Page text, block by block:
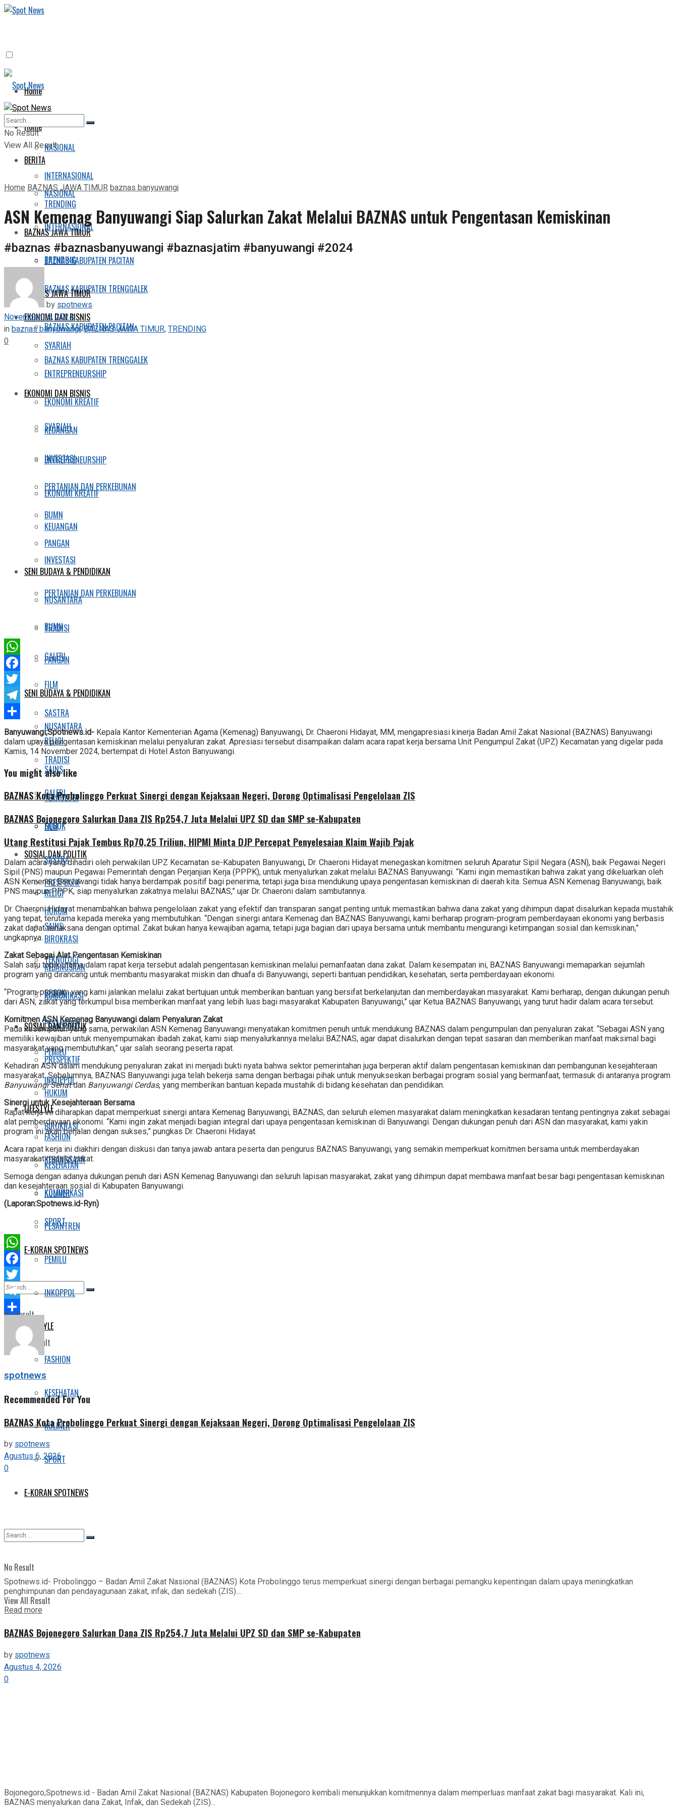
Home
BERITA
NASIONAL
INTERNASIONAL
TRENDING
BAZNAS JAWA TIMUR
BAZNAS KABUPATEN PACITAN
BAZNAS KABUPATEN TRENGGALEK
EKONOMI DAN BISNIS
SYARIAH
ENTREPRENEURSHIP
EKONOMI KREATIF
KEUANGAN
INVESTASI
PERTANIAN DAN PERKEBUNAN
BUMN
PANGAN
SENI BUDAYA & PENDIDIKAN
NUSANTARA
TRADISI
GALERI
FILM
SASTRA
RELIGI
SAINS
TEKNOLOGI
SOSOK
SOSIAL DAN POLITIK
PRESPEKTIF
HUKUM
BIROKRASI
KEBANGSAAN
KOMUNIKASI
PESANTREN
PEMILU
INKOPPOL
LIFESTYLE
FASHION
KESEHATAN
KULINER
SPORT
E-KORAN SPOTNEWS
No Result
View All Result
Home
BERITA
NASIONAL
INTERNASIONAL
TRENDING
BAZNAS JAWA TIMUR
BAZNAS KABUPATEN PACITAN
BAZNAS KABUPATEN TRENGGALEK
EKONOMI DAN BISNIS
SYARIAH
ENTREPRENEURSHIP
EKONOMI KREATIF
KEUANGAN
INVESTASI
PERTANIAN DAN PERKEBUNAN
BUMN
PANGAN
SENI BUDAYA & PENDIDIKAN
NUSANTARA
TRADISI
GALERI
FILM
SASTRA
RELIGI
SAINS
TEKNOLOGI
SOSOK
SOSIAL DAN POLITIK
PRESPEKTIF
HUKUM
BIROKRASI
KEBANGSAAN
KOMUNIKASI
PESANTREN
PEMILU
INKOPPOL
LIFESTYLE
FASHION
KESEHATAN
KULINER
SPORT
E-KORAN SPOTNEWS
No Result
View All Result
No Result
View All Result
HomeBAZNAS JAWA TIMURbaznas banyuwangi
ASN Kemenag Banyuwangi Siap Salurkan Zakat Melalui BAZNAS untuk Pengentasan Kemiskinan
#baznas #baznasbanyuwangi #baznasjatim #banyuwangi #2024
by spotnews
November 16, 2024
inbaznas banyuwangi,BAZNAS JAWA TIMUR,TRENDING
0
WhatsApp
Facebook
Twitter
Telegram
Share
Banyuwangi,Spotnews.id- Kepala Kantor Kementerian Agama (Kemenag) Banyuwangi, Dr. Chaeroni Hidayat, MM, mengapresiasi kinerja Badan Amil Zakat Nasional (BAZNAS) Banyuwangi
dalam upaya pengentasan kemiskinan melalui penyaluran zakat. Apresiasi tersebut disampaikan dalam acara rapat kerja bersama Unit Pengumpul Zakat (UPZ) Kecamatan yang digelar pada
Kamis, 14 November 2024, bertempat di Hotel Aston Banyuwangi.
You might also like
BAZNAS Kota Probolinggo Perkuat Sinergi dengan Kejaksaan Negeri, Dorong Optimalisasi Pengelolaan ZIS
BAZNAS Bojonegoro Salurkan Dana ZIS Rp254,7 Juta Melalui UPZ SD dan SMP se-Kabupaten
Utang Restitusi Pajak Tembus Rp70,25 Triliun, HIPMI Minta DJP Percepat Penyelesaian Klaim Wajib Pajak
Dalam acara yang dihadiri oleh perwakilan UPZ Kecamatan se-Kabupaten Banyuwangi, Dr. Chaeroni Hidayat menegaskan komitmen seluruh Aparatur Sipil Negara (ASN), baik Pegawai Negeri
Sipil (PNS) maupun Pegawai Pemerintah dengan Perjanjian Kerja (PPPK), untuk menyalurkan zakat melalui BAZNAS Banyuwangi. “Kami ingin memastikan bahwa zakat yang dikeluarkan oleh
ASN Kemenag Banyuwangi tidak hanya berdampak positif bagi penerima, tetapi juga bisa mendukung upaya pengentasan kemiskinan di daerah kita. Semua ASN Kemenag Banyuwangi, baik
PNS maupun PPPK, siap menyalurkan zakatnya melalui BAZNAS,” ujar Dr. Chaeroni dalam sambutannya.
Dr. Chaeroni Hidayat menambahkan bahwa pengelolaan zakat yang efektif dan transparan sangat penting untuk memastikan bahwa dana zakat yang dihimpun dapat disalurkan kepada mustahik
yang tepat, terutama kepada mereka yang membutuhkan. “Dengan sinergi antara Kemenag dan BAZNAS Banyuwangi, kami berharap program-program pemberdayaan ekonomi yang berbasis
zakat dapat terlaksana dengan optimal. Zakat bukan hanya kewajiban agama, tetapi juga bagian dari upaya bersama untuk membantu mengurangi ketimpangan sosial dan kemiskinan,”
ungkapnya.
Zakat Sebagai Alat Pengentasan Kemiskinan
Salah satu topik utama dalam rapat kerja tersebut adalah pengentasan kemiskinan melalui pemanfaatan dana zakat. Dalam kesempatan ini, BAZNAS Banyuwangi memaparkan sejumlah
program yang dirancang untuk membantu masyarakat miskin dan dhuafa di Banyuwangi, seperti bantuan pendidikan, kesehatan, serta pemberdayaan ekonomi.
“Program-program yang kami jalankan melalui zakat bertujuan untuk memberikan bantuan yang bersifat berkelanjutan dan memberdayakan masyarakat. Kami berharap, dengan dukungan penuh
dari ASN, zakat yang terkumpul bisa memberikan manfaat yang lebih luas bagi masyarakat Kabupaten Banyuwangi,” ujar Ketua BAZNAS Banyuwangi, yang turut hadir dalam acara tersebut.
Komitmen ASN Kemenag Banyuwangi dalam Penyaluran Zakat
Pada kesempatan yang sama, perwakilan ASN Kemenag Banyuwangi menyatakan komitmen penuh untuk mendukung BAZNAS dalam pengumpulan dan penyaluran zakat. “Sebagai ASN yang
memiliki kewajiban untuk menyempurnakan ibadah zakat, kami siap menyalurkannya melalui BAZNAS, agar dapat disalurkan dengan tepat sasaran dan memberikan manfaat maksimal bagi
masyarakat yang membutuhkan,” ujar salah seorang peserta rapat.
Kehadiran ASN dalam mendukung penyaluran zakat ini menjadi bukti nyata bahwa sektor pemerintahan juga berperan aktif dalam pengentasan kemiskinan dan pembangunan kesejahteraan
masyarakat. Sebelumnya, BAZNAS Banyuwangi juga telah bekerja sama dengan berbagai pihak untuk menyukseskan berbagai program sosial yang bermanfaat, termasuk di antaranya program
Banyuwangi Sehatdan Banyuwangi Cerdas, yang memberikan bantuan kepada mustahik di bidang kesehatan dan pendidikan.
Sinergi untuk Kesejahteraan Bersama
Rapat kerja ini diharapkan dapat memperkuat sinergi antara Kemenag Banyuwangi, BAZNAS, dan seluruh elemen masyarakat dalam meningkatkan kesadaran tentang pentingnya zakat sebagai
alat pemberdayaan ekonomi. “Kami ingin zakat menjadi bagian integral dari upaya pengentasan kemiskinan di Banyuwangi. Dengan dukungan penuh dari ASN dan masyarakat, kami yakin
program ini akan berjalan dengan sukses,” pungkas Dr. Chaeroni Hidayat.
Acara rapat kerja ini diakhiri dengan diskusi dan tanya jawab antara peserta dan pengurus BAZNAS Banyuwangi, yang semakin memperkuat komitmen bersama untuk memberdayakan
masyarakat melalui zakat.
Semoga dengan adanya dukungan penuh dari ASN Kemenag Banyuwangi dan seluruh lapisan masyarakat, zakat yang dihimpun dapat membawa manfaat besar bagi pengentasan kemiskinan
dan kesejahteraan sosial di Kabupaten Banyuwangi.
(Laporan:Spotnews.id-Ryn)
WhatsApp
Facebook
Twitter
Telegram
Share
spotnews
Recommended For You
BAZNAS Kota Probolinggo Perkuat Sinergi dengan Kejaksaan Negeri, Dorong Optimalisasi Pengelolaan ZIS
byspotnews
Agustus 6, 2026
0
Spotnews.id- Probolinggo – Badan Amil Zakat Nasional (BAZNAS) Kota Probolinggo terus memperkuat sinergi dengan berbagai pemangku kepentingan dalam upaya meningkatkan
penghimpunan dan pendayagunaan zakat, infak, dan sedekah (ZIS)....
Read more
BAZNAS Bojonegoro Salurkan Dana ZIS Rp254,7 Juta Melalui UPZ SD dan SMP se-Kabupaten
by spotnews
Agustus 4, 2026
0
Bojonegoro,Spotnews.id - Badan Amil Zakat Nasional (BAZNAS) Kabupaten Bojonegoro kembali menunjukkan komitmennya dalam memperluas manfaat zakat bagi masyarakat. Kali ini,
BAZNAS menyalurkan dana Zakat, Infak, dan Sedekah (ZIS)...